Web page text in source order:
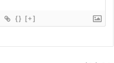
{} [+]